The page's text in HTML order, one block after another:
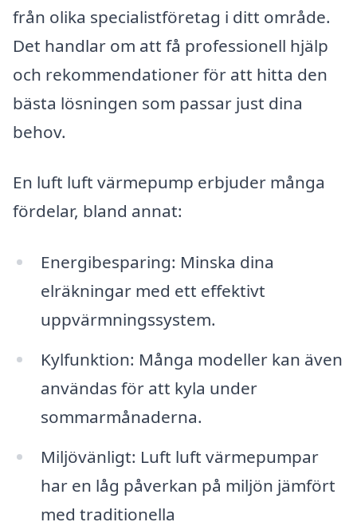
från olika specialistföretag i ditt område.
Det handlar om att få professionell hjälp
och rekommendationer för att hitta den
bästa lösningen som passar just dina
behov.
En luft luft värmepump erbjuder många
fördelar, bland annat:
Energibesparing: Minska dina
elräkningar med ett effektivt
uppvärmningssystem.
Kylfunktion: Många modeller kan även
användas för att kyla under
sommarmånaderna.
Miljövänligt: Luft luft värmepumpar
har en låg påverkan på miljön jämfört
med traditionella